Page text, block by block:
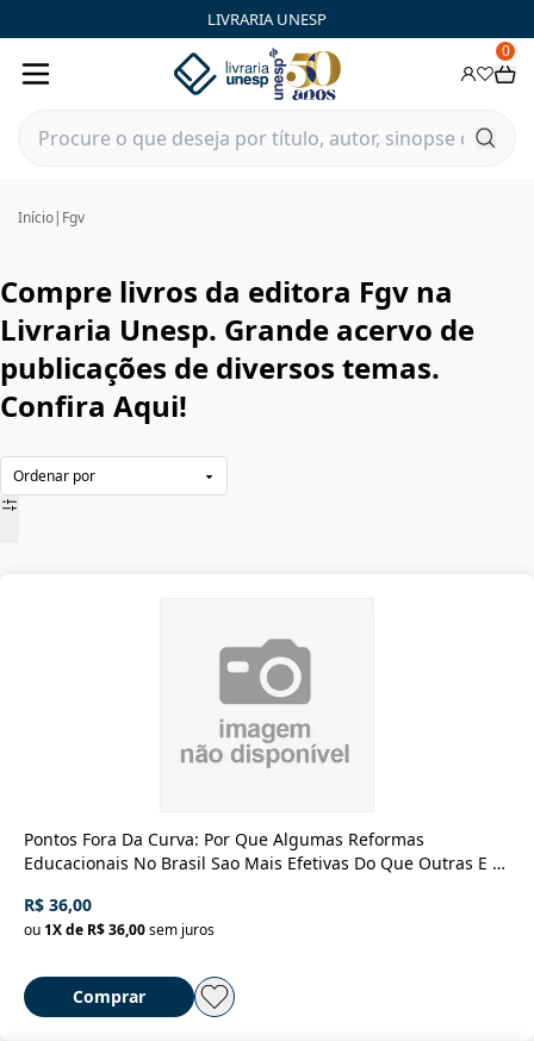
LIVRARIA UNESP
0
Início| Fgv
Compre livros da editora Fgv na
Livraria Unesp. Grande acervo de
publicações de diversos temas.
Confira Aqui!
Pontos Fora Da Curva: Por Que Algumas Reformas
Educacionais No Brasil Sao Mais Efetivas Do Que Outras E O
R$ 36,00
ou1X de R$ 36,00sem juros
Comprar
Fgv|Livraria Unesp | FastStore PLP